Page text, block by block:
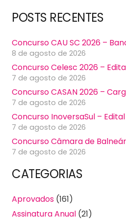
POSTS RECENTES
Concurso CAU SC 2026 –
8 de agosto de 2026
Concurso Celesc 2026 –
7 de agosto de 2026
Concurso CASAN 2026 –
7 de agosto de 2026
Concurso InoversaSul –
7 de agosto de 2026
Concurso Câmara de
7 de agosto de 2026
CATEGORIAS
Aprovados (161)
Assinatura Anual (21)